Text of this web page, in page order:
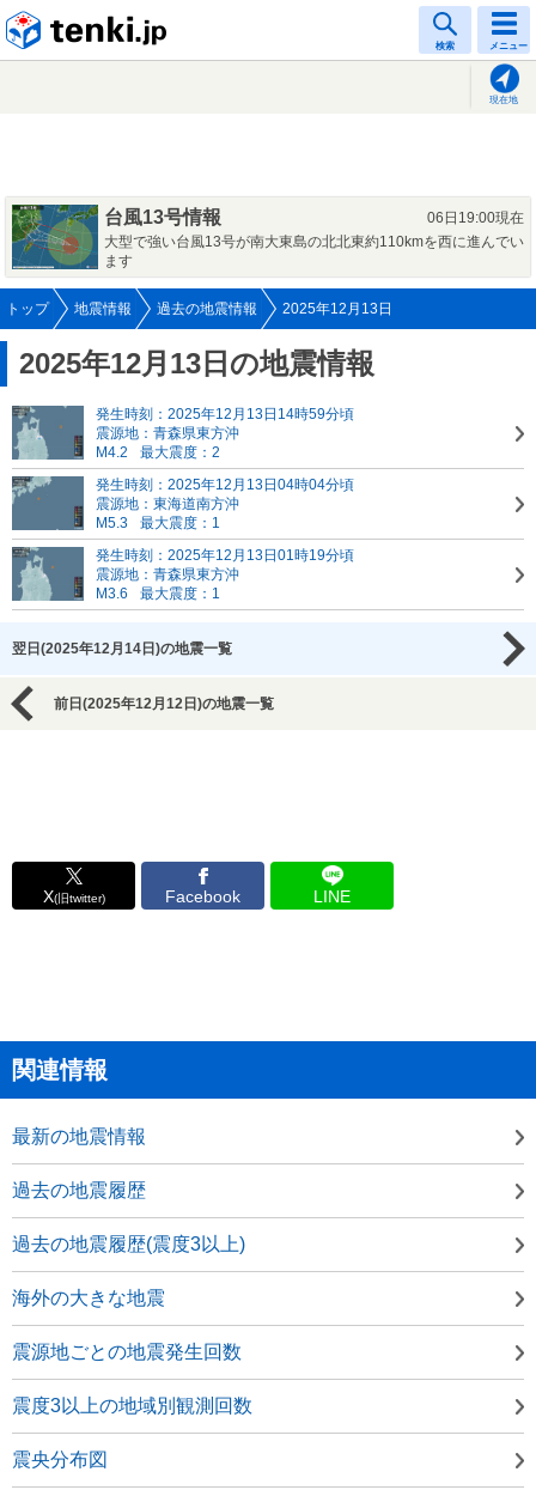
検索 メニュー
現在地
台風13号情報
06日19:00現在
大型で強い台風13号が南大東島の北北東約110kmを西に進んでい
ます
トップ 地震情報 過去の地震情報 2025年12月13日
2025年12月13日の地震情報
発生時刻：2025年12月13日14時59分頃
震源地：青森県東方沖
M4.2
最大震度：2
発生時刻：2025年12月13日04時04分頃
震源地：東海道南方沖
M5.3
最大震度：1
発生時刻：2025年12月13日01時19分頃
震源地：青森県東方沖
M3.6
最大震度：1
翌日(2025年12月14日)の地震一覧
前日(2025年12月12日)の地震一覧
X(旧twitter) Facebook LINE
関連情報
最新の地震情報
過去の地震履歴
過去の地震履歴(震度3以上)
海外の大きな地震
震源地ごとの地震発生回数
震度3以上の地域別観測回数
震央分布図